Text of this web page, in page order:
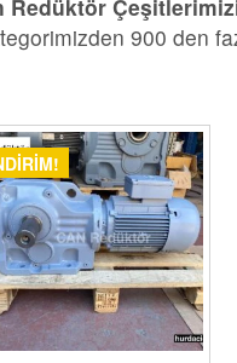
Redüktör
900 den